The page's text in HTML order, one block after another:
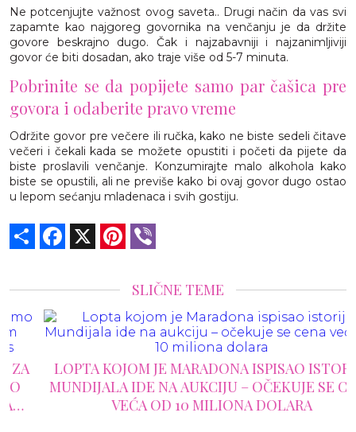
Ne potcenjujte važnost ovog saveta.. Drugi način da vas svi
zapamte kao najgoreg govornika na venčanju je da držite
govore beskrajno dugo. Čak i najzabavniji i najzanimljiviji
govor će biti dosadan, ako traje više od 5-7 minuta.
Pobrinite se da popijete samo par čašica pre
govora i odaberite pravo vreme
Održite govor pre večere ili ručka, kako ne biste sedeli čitave
večeri i čekali kada se možete opustiti i početi da pijete da
biste proslavili venčanje. Konzumirajte malo alkohola kako
biste se opustili, ali ne previše kako bi ovaj govor dugo ostao
u lepom sećanju mladenaca i svih gostiju.
Share Facebook Pinterest
SLIČNE TEME
LOPTA KOJOM JE MARADONA ISPISAO ISTORIJU
MUNDIJALA IDE NA AUKCIJU – OČEKUJE SE CENA
VEĆA OD 10 MILIONA DOLARA